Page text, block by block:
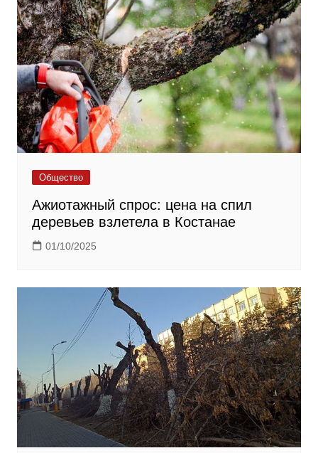
Общество
Ажиотажный спрос: цена на спил
деревьев взлетела в Костанае
01/10/2025